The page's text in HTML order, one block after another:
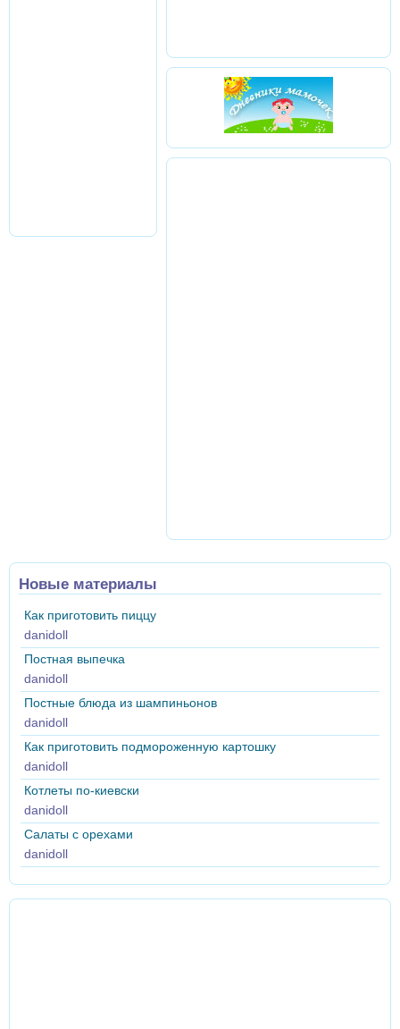
Новые материалы
Как приготовить пиццу
danidoll
Постная выпечка
danidoll
Постные блюда из шампиньонов
danidoll
Как приготовить подмороженную картошку
danidoll
Котлеты по-киевски
danidoll
Салаты с орехами
danidoll